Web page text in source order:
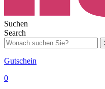
Suchen
Search
Gutschein
0